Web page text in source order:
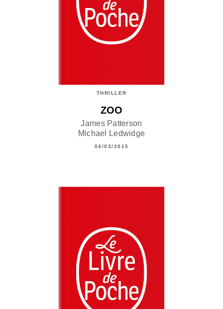
THRILLER
ZOO
James Patterson
Michael Ledwidge
04/03/2015